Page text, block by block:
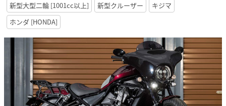
新型大型二輪 [1001cc以上]
新型クルーザー
キジマ
ホンダ [HONDA]